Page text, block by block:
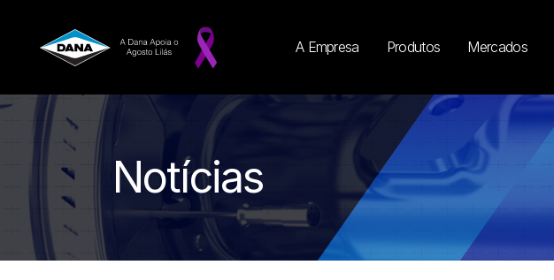
A Empresa Produtos Mercados
Notícias